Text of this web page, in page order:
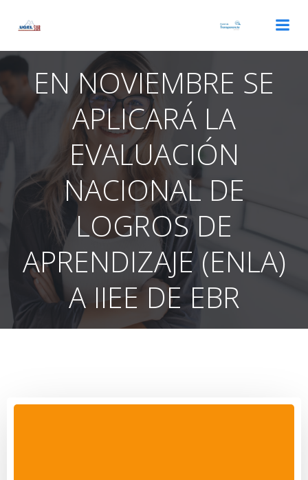
EN NOVIEMBRE SE
APLICARÁ LA
EVALUACIÓN
NACIONAL DE
LOGROS DE
APRENDIZAJE (ENLA)
A IIEE DE EBR